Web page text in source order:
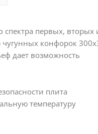
спектра первых, вторых
чугунных конфорок
дает возможность
плита
температуру